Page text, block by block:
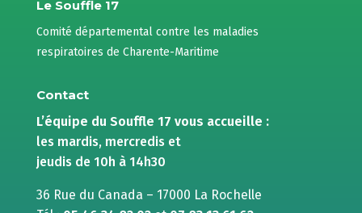
Le Souffle 17
Comité départemental contre les maladies
respiratoires de Charente-Maritime
Contact
L’équipe du Souffle 17 vous accueille :
les mardis, mercredis et
jeudis de 10h à 14h30
36 Rue du Canada – 17000 La Rochelle